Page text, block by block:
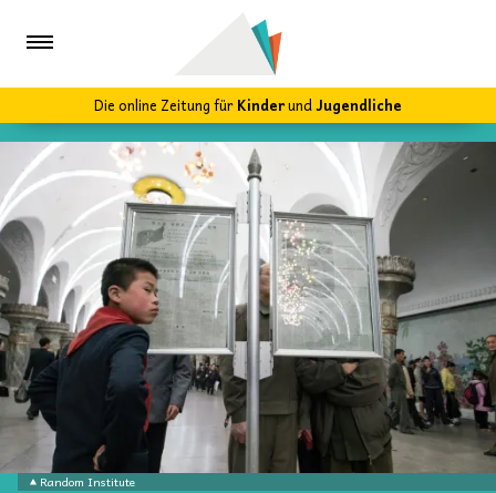
Die online Zeitung fürKinderundJugendliche
Random Institute